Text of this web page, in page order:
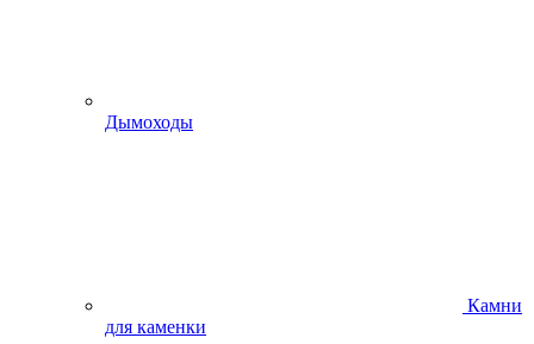
Дымоходы
Камни
для каменки